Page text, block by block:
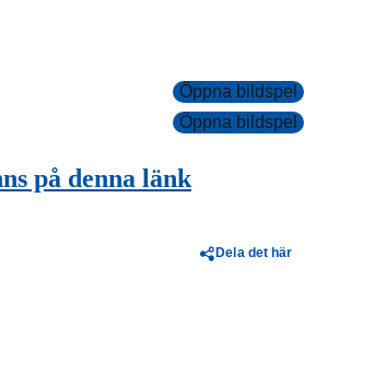
Öppna bildspel
Öppna bildspel
på denna länk
Dela det här